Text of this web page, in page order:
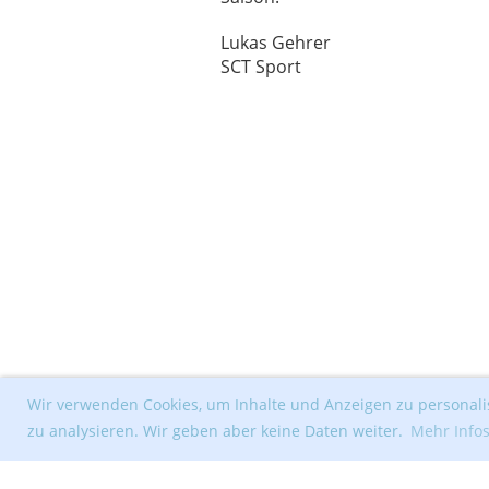
Wir verwenden Cookies, um Inhalte und Anzeigen zu
zu analysieren. Wir geben aber keine Daten weiter. Mehr Infos
Lukas Gehrer
SCT Sport